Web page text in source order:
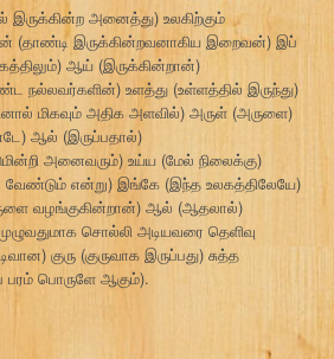
அனைத்து) உலகிற்கும்
(தாண்டி இருக்கின்றவனாகிய இறைவன்) இப்
ஆய் (இருக்கின்றான்)
உளத்து (உள்ளத்தில் இருந்து)
மிகவும் அதிக அளவில்) அருள் (அருளை)
ஆல் (இருப்பதால்)
அனைவரும்) உய்ய (மேல் நிலைக்கு)
என்று) இங்கே (இந்த உலகத்திலேயே)
வழங்குகின்றான்) ஆல் (ஆதலால்)
சொல்லி அடியவரை தெளிவு
குரு (குருவாக இருப்பது) சுத்த
பரம் பொருளே ஆகும்).